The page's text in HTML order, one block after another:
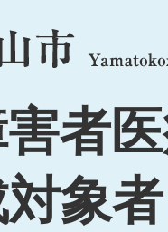
menu
者
象